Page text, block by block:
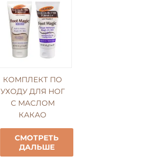
КОМПЛЕКТ ПО
УХОДУ ДЛЯ НОГ
С МАСЛОМ
КАКАО
СМОТРЕТЬ
ДАЛЬШЕ